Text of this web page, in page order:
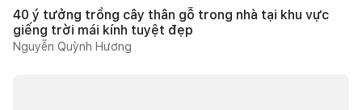
40 ý tưởng trồng cây thân gỗ trong nhà tại khu vực
giếng trời mái kính tuyệt đẹp
Nguyễn Quỳnh Hương